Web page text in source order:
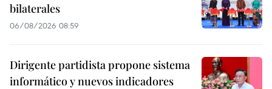
bilaterales
06/08/2026 08:59
Dirigente partidista propone sistema
informático y nuevos indicadores